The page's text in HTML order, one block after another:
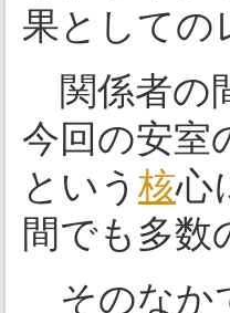
果としての
関係者の
今回の安室
という 核心
間でも多数
そのなか